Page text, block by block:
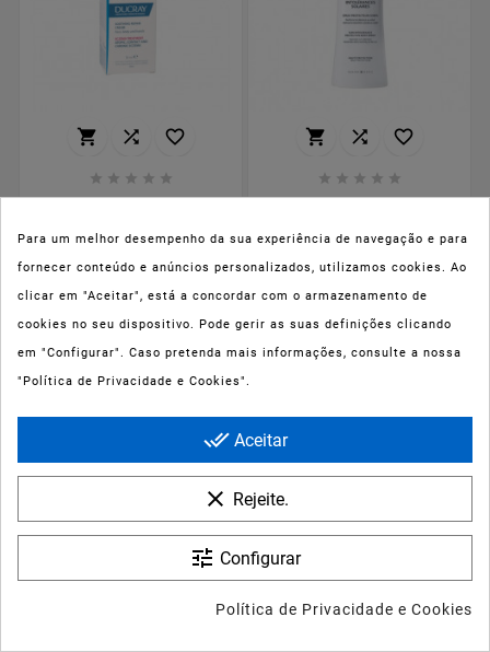
  
    
10,80 €Preço
  
    
Protetor Solar Spray
46,49 €Preço
  
Para um melhor desempenho da sua experiência de navegação e para
fornecer conteúdo e anúncios personalizados, utilizamos cookies. Ao
clicar em "Aceitar", está a concordar com o armazenamento de
cookies no seu dispositivo. Pode gerir as suas definições clicando
em "Configurar". Caso pretenda mais informações, consulte a nossa
"Política de Privacidade e Cookies".
done_all Aceitar
clear Rejeite.
tune Configurar
Política de Privacidade e Cookies